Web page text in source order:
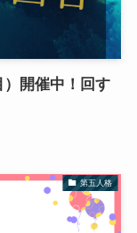
）開催中！回す
第五人格